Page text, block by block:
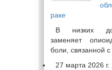
раке
В низких
заменяет
боли, связанной
27 марта 2026 г.